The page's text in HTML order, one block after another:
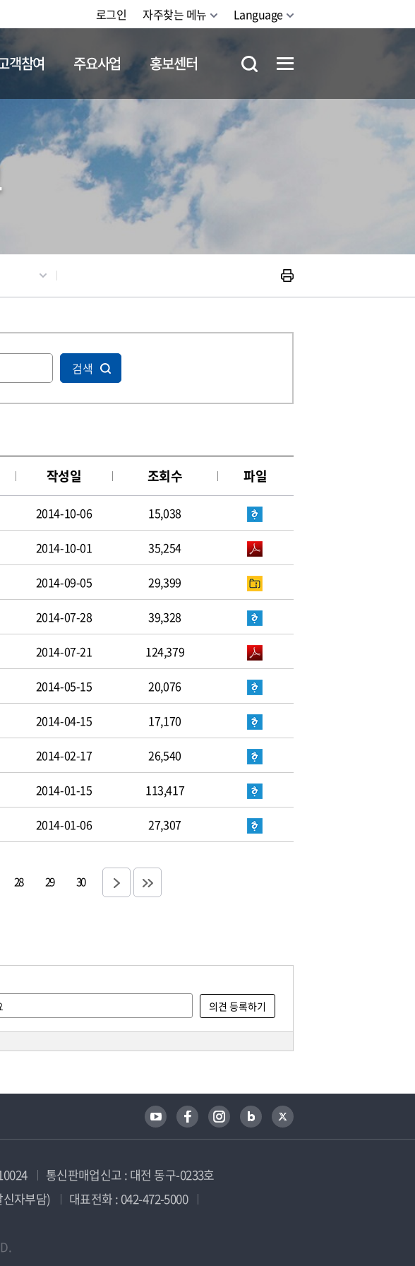
로그인 자주찾는 메뉴 Language
채용정보
객참여 주요사업 홍보센터
검색
작성일 조회수 파일
2014-10-06 15,038
2014-10-01 35,254
2014-09-05 29,399
2014-07-28 39,328
2014-07-21 124,379
2014-05-15 20,076
2014-04-15 17,170
2014-02-17 26,540
2014-01-15 113,417
2014-01-06 27,307
28 29 30
통신판매업신고 : 대전 동구-0233호
자부담)
대표전화 : 042-472-5000